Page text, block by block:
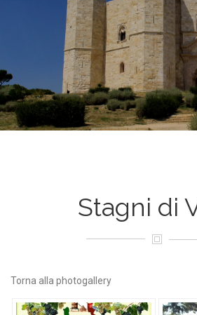
Stagni di
Torna alla photogallery